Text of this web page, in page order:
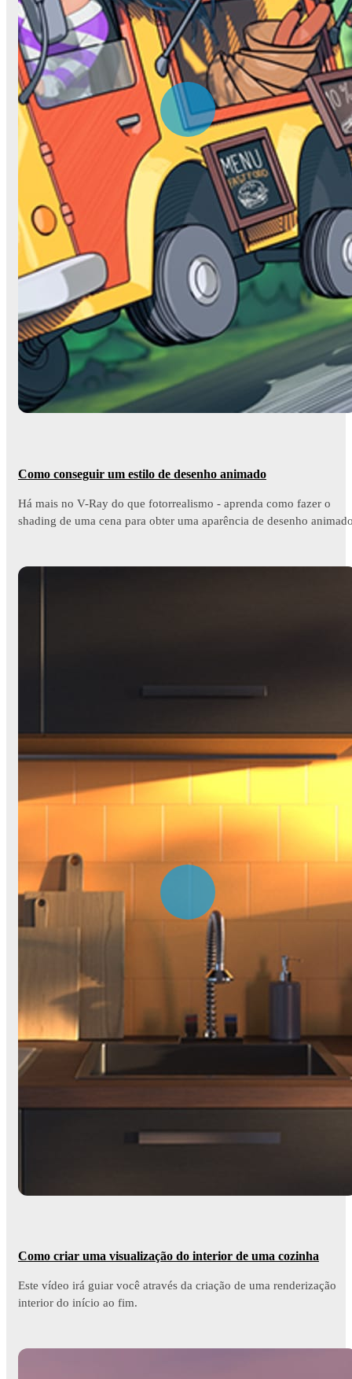
Como conseguir um estilo de desenho animado
Há mais no V-Ray do que fotorrealismo - aprenda como fazer o
shading de uma cena para obter uma aparência de desenho
Como criar uma visualização do interior de uma cozinha
Este vídeo irá guiar você através da criação de uma renderização
interior do início ao fim.